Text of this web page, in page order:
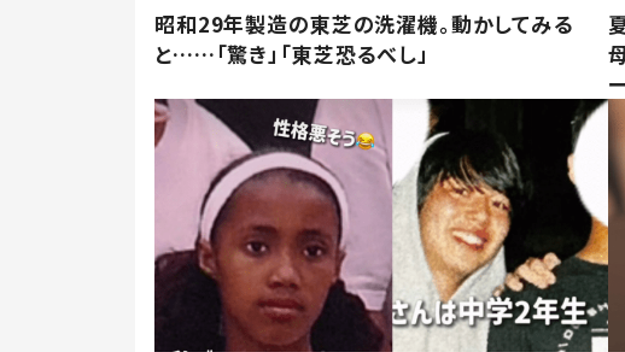
昭和29年製造の東芝の洗濯機。動かしてみる
と……「驚き」「東芝恐るべし」